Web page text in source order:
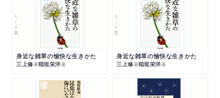
ちくま文庫
身近な雑草の愉快な生きかた
三上修著稲垣栄洋著
ちくま文庫
身近な雑草の愉快な生きかた
三上修著稲垣栄洋著